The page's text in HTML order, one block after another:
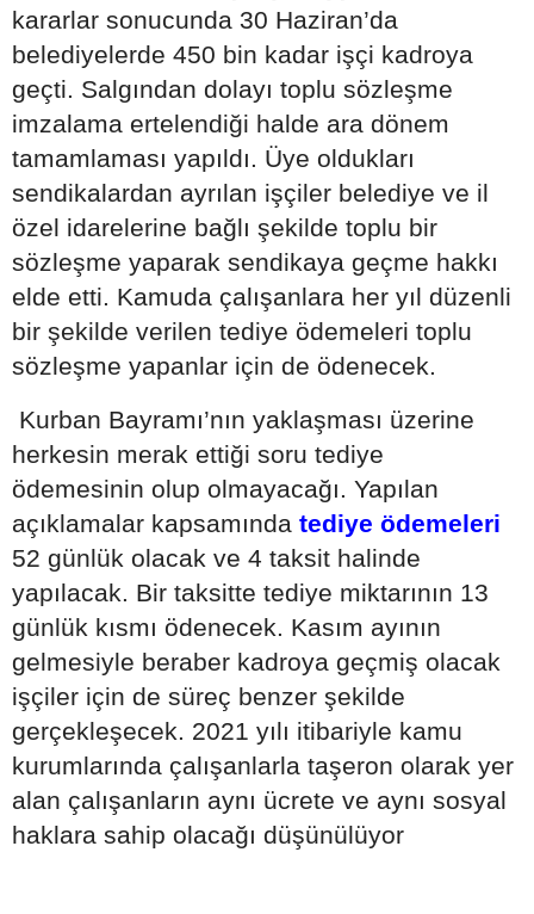
kararlar sonucunda 30 Haziran’da
belediyelerde 450 bin kadar işçi kadroya
geçti. Salgından dolayı toplu sözleşme
imzalama ertelendiği halde ara dönem
tamamlaması yapıldı. Üye oldukları
sendikalardan ayrılan işçiler belediye ve il
özel idarelerine bağlı şekilde toplu bir
sözleşme yaparak sendikaya geçme hakkı
elde etti. Kamuda çalışanlara her yıl düzenli
bir şekilde verilen tediye ödemeleri toplu
sözleşme yapanlar için de ödenecek.
Kurban Bayramı’nın yaklaşması üzerine
herkesin merak ettiği soru tediye
ödemesinin olup olmayacağı. Yapılan
açıklamalar kapsamında tediye ödemeleri
52 günlük olacak ve 4 taksit halinde
yapılacak. Bir taksitte tediye miktarının 13
günlük kısmı ödenecek. Kasım ayının
gelmesiyle beraber kadroya geçmiş olacak
işçiler için de süreç benzer şekilde
gerçekleşecek. 2021 yılı itibariyle kamu
kurumlarında çalışanlarla taşeron olarak yer
alan çalışanların aynı ücrete ve aynı sosyal
haklara sahip olacağı düşünülüyor